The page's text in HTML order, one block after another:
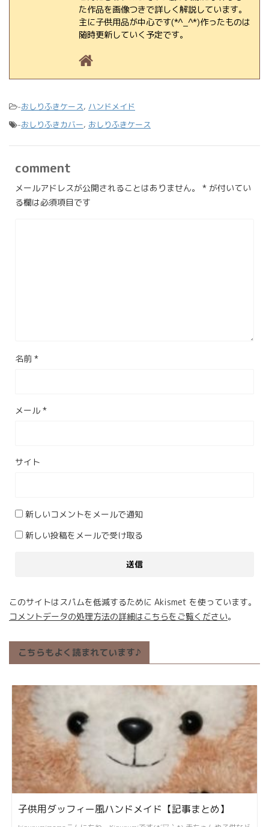
た作品を画像つきで詳しく解説しています。
主に子供用品が中心です(*^_^*)作ったものは
随時更新していく予定です。
-おしりふきケース, ハンドメイド
-おしりふきカバー, おしりふきケース
comment
メールアドレスが公開されることはありません。 * が付いてい
る欄は必須項目です
名前 *
メール *
サイト
新しいコメントをメールで通知
新しい投稿をメールで受け取る
このサイトはスパムを低減するために Akismet を使っています。
コメントデータの処理方法の詳細はこちらをご覧ください。
こちらもよく読まれています♪
子供用ダッフィー風ハンドメイド【記事まとめ】